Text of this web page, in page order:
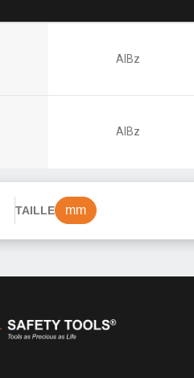
AlBz
AlBz
TAILLE mm